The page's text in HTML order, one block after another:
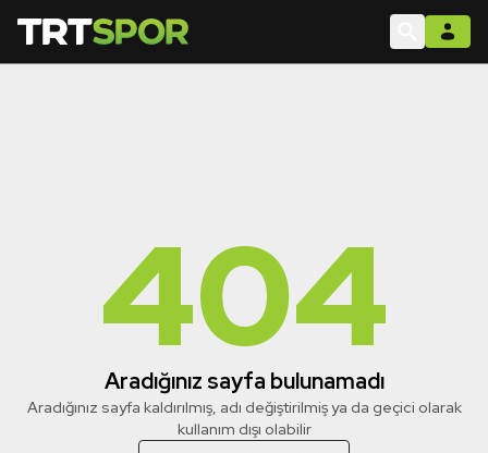
404
Aradığınız sayfa bulunamadı
Aradığınız sayfa kaldırılmış, adı değiştirilmiş ya da geçici olarak
kullanım dışı olabilir